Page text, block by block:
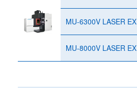
MU-6300V LASER EX
MU-8000V LASER EX